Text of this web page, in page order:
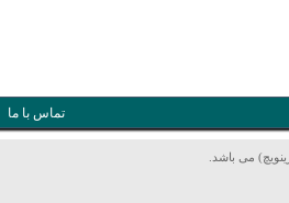
تماس با ما